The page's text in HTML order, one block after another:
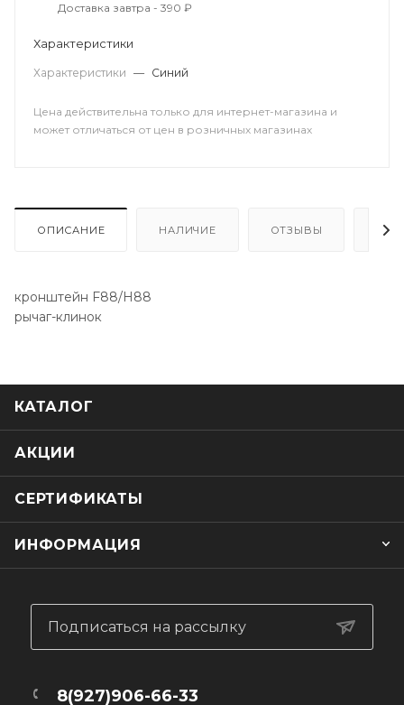
Доставка завтра - 390 ₽
Характеристики
Характеристики — Синий
Цена действительна только для интернет-магазина и
может отличаться от цен в розничных магазинах
ОПИСАНИЕ НАЛИЧИЕ ОТЗЫВЫ
кронштейн F88/H88
рычаг-клинок
КАТАЛОГ
АКЦИИ
СЕРТИФИКАТЫ
ИНФОРМАЦИЯ
Подписаться на рассылку
8(927)906-66-33